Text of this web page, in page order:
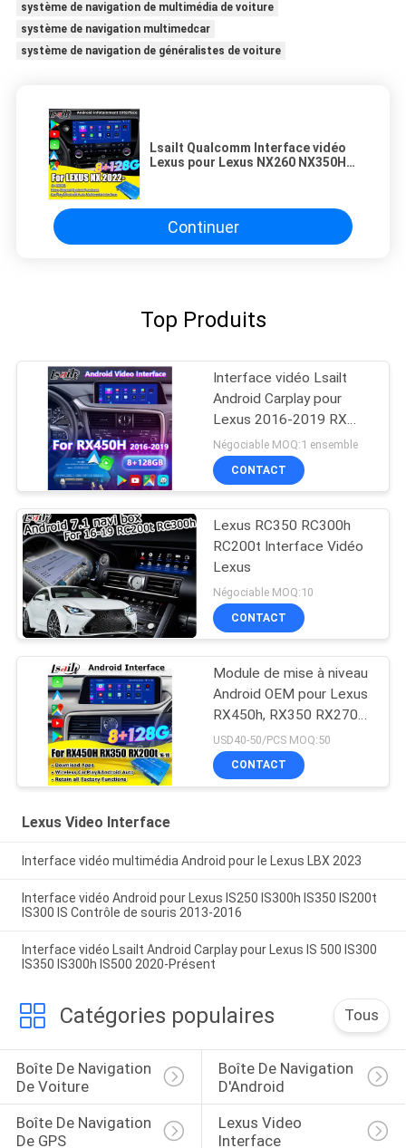
système de navigation de multimédia de voiture
système de navigation multimedcar
système de navigation de généralistes de voiture
Lsailt Qualcomm Interface vidéo
Lexus pour Lexus NX260 NX350H
YouTube, NetFlix
Continuer
Top Produits
Interface vidéo Lsailt
Android Carplay pour
Lexus 2016-2019 RX
350 RX450h RX200t
RX350L RX450L RX300
RX350
Négociable MOQ:1 ensemble
CONTACT
Lexus RC350 RC300h
RC200t Interface Vidéo
Lexus
Négociable MOQ:10
CONTACT
Module de mise à niveau
Android OEM pour Lexus
RX450h, RX350 RX270
2016-2021 Intégration
sans fil CarPlay, Android
Auto, YouTube, NetFlix
USD40-50/PCS MOQ:50
CONTACT
Lexus Video Interface
Interface vidéo multimédia Android pour le Lexus LBX 2023
Interface vidéo Android pour Lexus IS250 IS300h IS350 IS200t
IS300 IS Contrôle de souris 2013-2016
Interface vidéo Lsailt Android Carplay pour Lexus IS 500 IS300
IS350 IS300h IS500 2020-Présent
Catégories populaires Tous
Boîte De Navigation
De Voiture
Boîte De Navigation
D'Android
Boîte De Navigation
De GPS
Lexus Video
Interface